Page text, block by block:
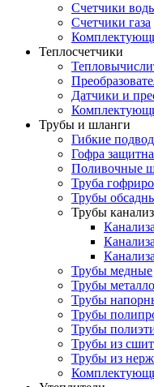
Счетчики
Счетчики газа
Теплосчетчики
Датчики и
Трубы и шланги
Гибкие
Гофра
Поливочные
Труба
Трубы
Трубы
Трубы медные
Трубы
Трубы
Трубы
Трубы
Трубы из
Трубы из